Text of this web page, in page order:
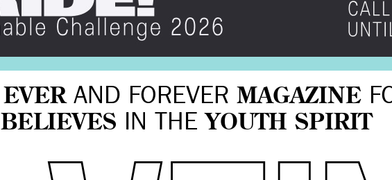
EVERAND FOREVER MAGAZINE
BELIEVES IN THE YOUTH SPIRIT